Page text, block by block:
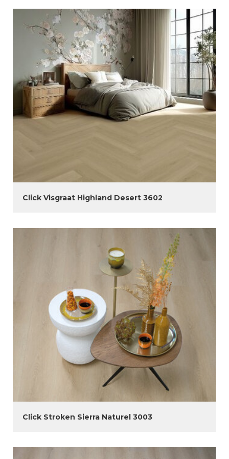
Click Visgraat Highland Desert 3602
Click Stroken Sierra Naturel 3003